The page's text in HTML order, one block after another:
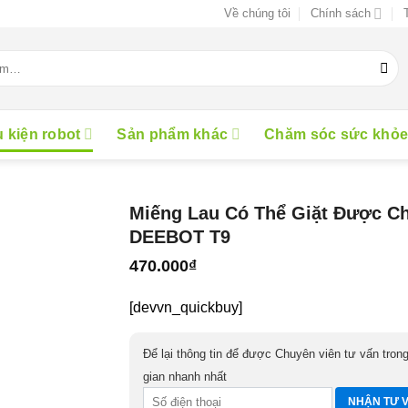
Về chúng tôi Chính sách
kiện robot Sản phẩm khác Chăm sóc sức khỏe
Miếng Lau Có Thể Giặt Được
DEEBOT T9
470.000₫
[devvn_quickbuy]
Để lại thông tin để được Chuyên viên tư vấn
gian nhanh nhất